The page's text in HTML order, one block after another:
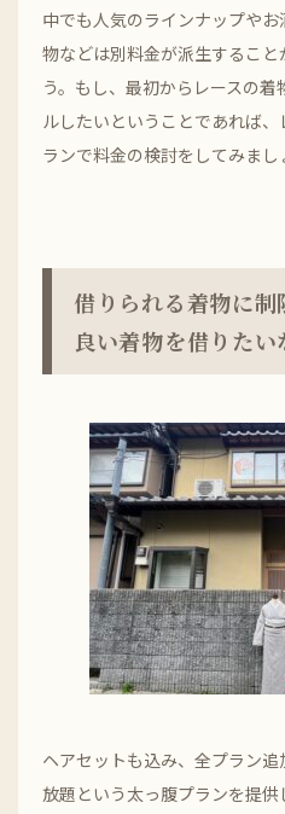
中でも人気のラインナップや
物などは別料金が派生するこ
う。もし、最初からレースの
ルしたいということであれば
ランで料金の検討をしてみまし
借りられる着物に
良い着物を借りたい
ヘアセットも込み、全プラン
放題という太っ腹プランを提